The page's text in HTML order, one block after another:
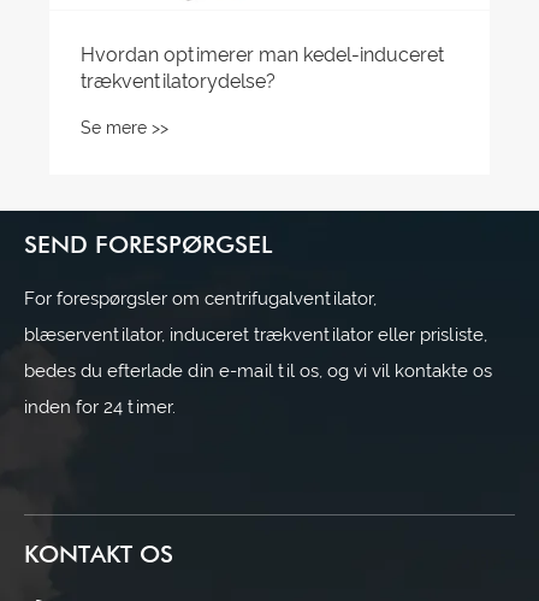
Hvordan optimerer man kedel-induceret
trækventilatorydelse?
Se mere >>
SEND FORESPØRGSEL
For forespørgsler om centrifugalventilator,
blæserventilator, induceret trækventilator eller prisliste,
bedes du efterlade din e-mail til os, og vi vil kontakte os
inden for 24 timer.
KONTAKT OS